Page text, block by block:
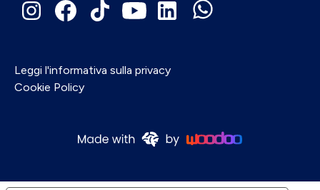
Leggi l'informativa sulla privacy
Cookie Policy